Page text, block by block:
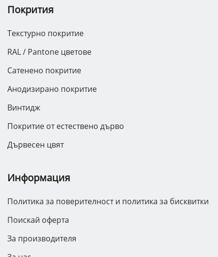
Покрития
Текстурно покритие
RAL / Pantone цветове
Сатенено покритие
Анодизирано покритие
Винтидж
Покритие от естествено дърво
Дървесен цвят
Информация
Политика за поверителност и политика за бисквитки
Поискай оферта
За производителя